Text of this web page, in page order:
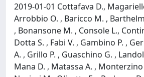
2019-01-01 Cottafava D.,
Arrobbio O. , Baricco M. ,
, Bonansone M. , Console L.,
Dotta S. , Fabi V. , Gambino P. ,
A. , Grillo P. , Guaschino G. ,
Mana D. , Matassa A. , Monterzino